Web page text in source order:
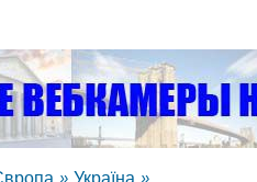
» Україна »